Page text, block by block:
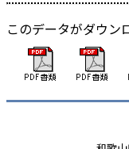
このデータがダウン